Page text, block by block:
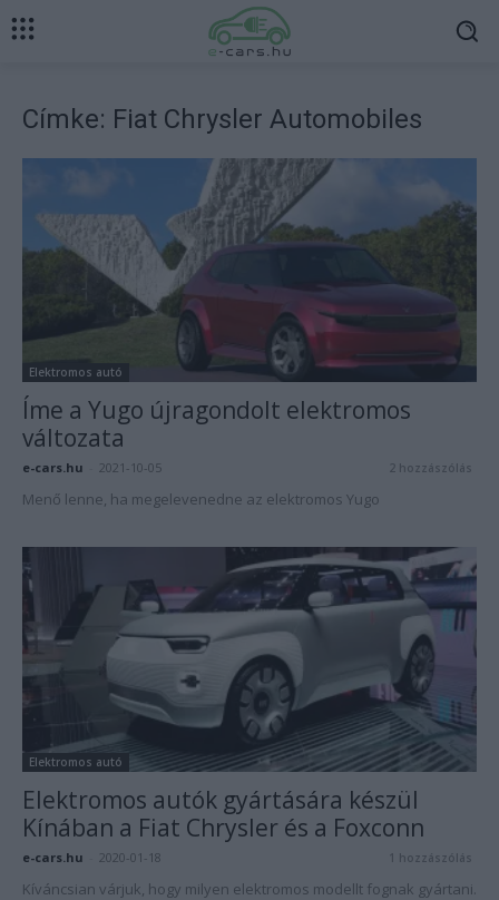
Címke: Fiat Chrysler Automobiles
Elektromos autó
Íme a Yugo újragondolt elektromos
változata
e-cars.hu 2021-10-05 2 hozzászólás
Menő lenne, ha megelevenedne az elektromos Yugo
Elektromos autó
Elektromos autók gyártására készül
Kínában a Fiat Chrysler és a Foxconn
e-cars.hu 2020-01-18 1 hozzászólás
Kíváncsian várjuk, hogy milyen elektromos modellt fognak gyártani.